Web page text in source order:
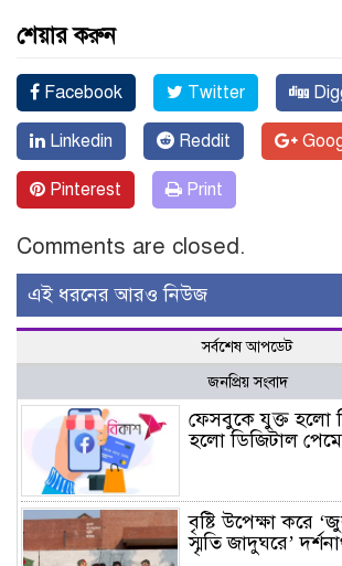
শেয়ার করুন
Facebook Twitter
Linkedin Reddit
Pinterest Print
Comments are closed.
এই ধরনের আরও নিউজ
সর্বশেষ আপডেট
জনপ্রিয় সংবাদ
ফেসবুকে যুক্ত হলো
হলো ডিজিটাল
বৃষ্টি উপেক্ষা করে
স্মৃতি জাদুঘরে’